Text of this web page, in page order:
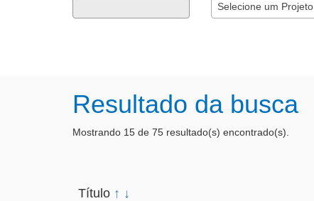
Selecione um Projeto
Resultado da busca
Mostrando 15 de 75 resultado(s) encontrado(s).
Título ↑ ↓